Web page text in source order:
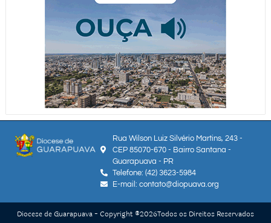
Rua Wilson Luiz Silvério Martins, 243 -
CEP 85070-670 - Bairro Santana -
Guarapuava - PR
Telefone: (42) 3623-5984
E-mail: contato@diopuava.org
Diocese de Guarapuava - Copyright ®2026Todos os Direitos Reservados